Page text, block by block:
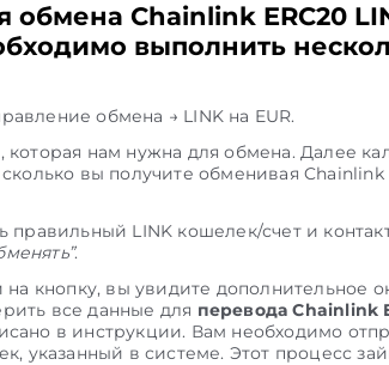
обмена Chainlink ERC20
выполнить
обмена → LINK на EUR.
нам нужна для обмена. Далее
вы получите обменивая Chainlink
правильный LINK кошелек/счет и
.
кнопку, вы увидите дополнительное
все данные для перевода Chainlink
в инструкции. Вам необходимо
указанный в системе. Этот процесс